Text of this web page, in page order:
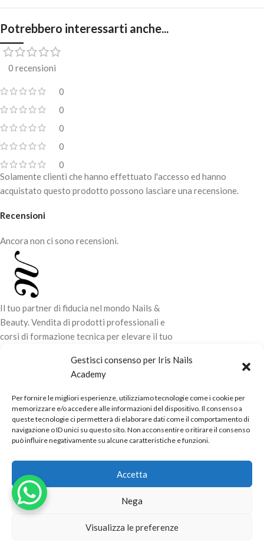
Gestisci consenso per Iris Nails
Academy
Per fornire le migliori esperienze, utilizziamo tecnologie come i cookie per
memorizzare e/o accedere alle informazioni del dispositivo. Il consenso a
queste tecnologie ci permetterà di elaborare dati come il comportamento di
navigazione o ID unici su questo sito. Non acconsentire o ritirare il consenso
può influire negativamente su alcune caratteristiche e funzioni.
Accetta
Nega
Visualizza le preferenze
Potrebbero interessarti anche...
0 recensioni
0
0
0
0
0
Recensioni
Ancora non ci sono recensioni.
Solamente clienti che hanno effettuato l'accesso ed hanno
acquistato questo prodotto possono lasciare una recensione.
Il tuo partner di fiducia nel mondo Nails &
Beauty. Vendita di prodotti professionali e
corsi di formazione tecnica per elevare il tuo
LINK UTILI
ORARI NEGOZIO
Powered byReal.Pro.Webcopyright© 2026 in collaborazione con
Mac Sistemi